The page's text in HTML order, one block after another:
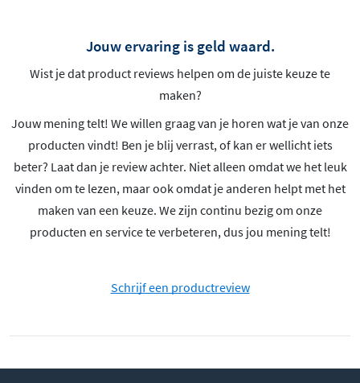
Jouw ervaring is geld waard.
Wist je dat product reviews helpen om de juiste keuze te
maken?
Jouw mening telt! We willen graag van je horen wat je van onze
producten vindt! Ben je blij verrast, of kan er wellicht iets
beter? Laat dan je review achter. Niet alleen omdat we het leuk
vinden om te lezen, maar ook omdat je anderen helpt met het
maken van een keuze. We zijn continu bezig om onze
producten en service te verbeteren, dus jou mening telt!
Schrijf een productreview